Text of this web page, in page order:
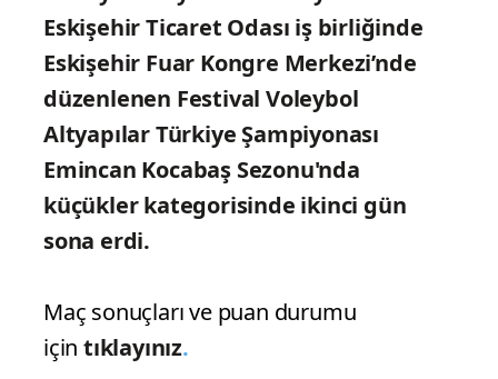
Eskişehir Ticaret Odası iş birliğinde
Eskişehir Fuar Kongre Merkezi’nde
düzenlenen Festival Voleybol
Altyapılar Türkiye Şampiyonası
Emincan Kocabaş Sezonu'nda
küçükler kategorisinde ikinci gün
sona erdi.
Maç sonuçları ve puan durumu
için tıklayınız.